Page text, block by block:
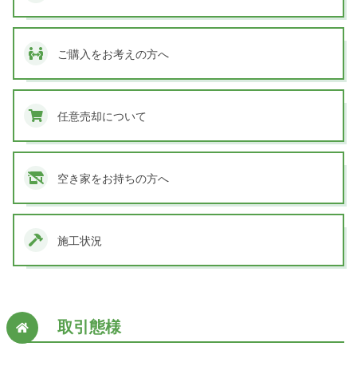
ご購入をお考えの方へ
任意売却について
空き家をお持ちの方へ
施工状況
取引態様